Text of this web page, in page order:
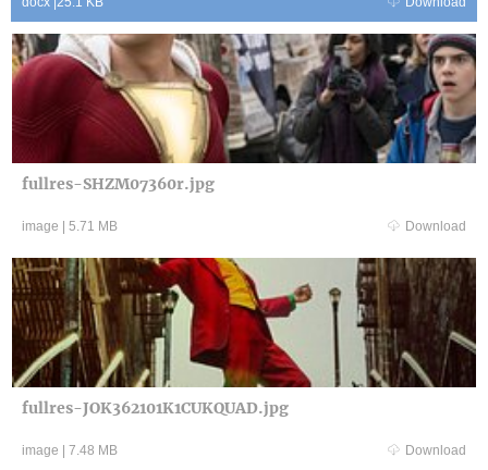
fullres-SHZM07360r.jpg
image 5.71 MB Download
fullres-JOK362101K1CUKQUAD.jpg
image 7.48 MB Download